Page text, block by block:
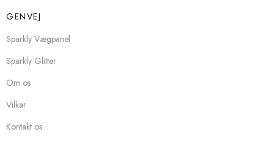
GENVEJ
Sparkly Vægpanel
Sparkly Glitter
Om os
Vilkar
Kontakt os